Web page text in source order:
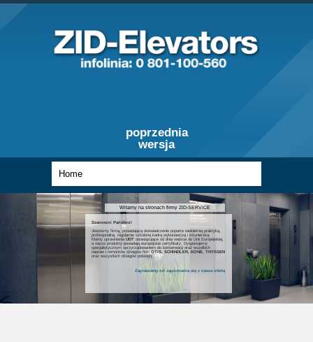
poprzednia
wersja
Witamy na stronach firmy ZID-SERVICE
Szanowni Państwo!
Jesteśmy firmą, posiadającą doświadczenie poparte wieloletnią praktyką,
profesjonalną, regularnie szkoloną kadrą wykonawczą i inżynierską.
Mamy uprawnieniaUDT obowiązujące od dnia wejścia do Unii Europejskiej,
a nasze produkty posiadają europejskie certyfikaty. Dysponujemy
specjalistycznym oprzyrządowaniem do konserwacji oraz wszelkich
napraw i remontów dźwigów firmOTIS, SCHINDLER, KONE, THYSSEN
oraz wszystkich dźwigów polskich.
Zapraszamy od zapoznania się z nasza ofertą